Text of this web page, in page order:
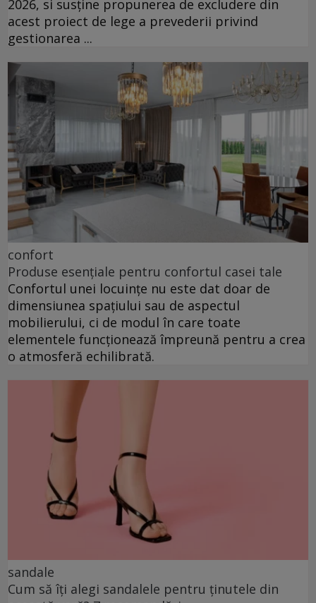
2026, si susține propunerea de excludere din
acest proiect de lege a prevederii privind
gestionarea ...
confort
Produse esențiale pentru confortul casei tale
Confortul unei locuințe nu este dat doar de
dimensiunea spațiului sau de aspectul
mobilierului, ci de modul în care toate
elementele funcționează împreună pentru a crea
o atmosferă echilibrată.
sandale
Cum să îți alegi sandalele pentru ținutele din